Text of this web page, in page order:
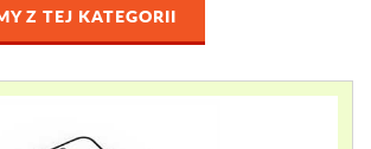
Z TEJ KATEGORII